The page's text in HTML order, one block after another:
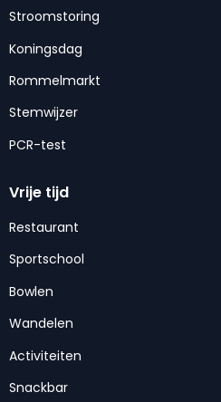
Stroomstoring
Koningsdag
Rommelmarkt
Stemwijzer
PCR-test
Vrije tijd
Restaurant
Sportschool
Bowlen
Wandelen
Activiteiten
Snackbar